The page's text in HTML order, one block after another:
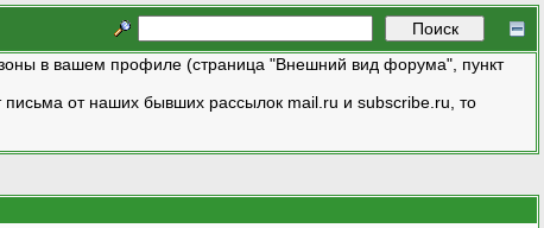
в вашем профиле (страница "Внешний вид форума", пункт
от наших бывших рассылок mail.ru и subscribe.ru, то